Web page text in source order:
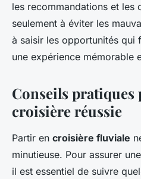
les recommandations et les
seulement à éviter les
à saisir les opportunités qui
une expérience mémorable
Conseils pratiques
croisière réussie
Partir en croisière fluviale
minutieuse. Pour assurer une
il est essentiel de suivre